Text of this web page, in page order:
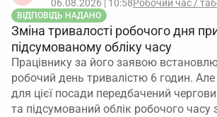
06.08.2026 | 10:58Робочий час /
ВІДПОВІДЬ НАДАНО
Зміна тривалості робочого дня
підсумованому обліку часу
Працівнику за його заявою
робочий день тривалістю 6 годин. Але
для цієї посади передбачений
та підсумований облік робочого часу